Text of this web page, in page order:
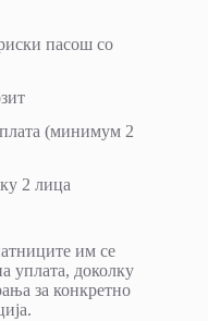
пасош со
(минимум 2
2 лица
им се
уплата, доколку
за конкретно